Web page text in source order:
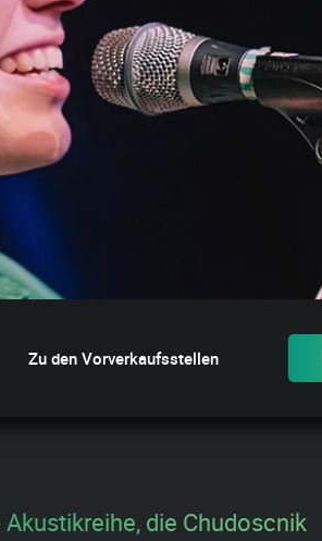
Zu den Vorverkaufsstellen
die Chudoscnik